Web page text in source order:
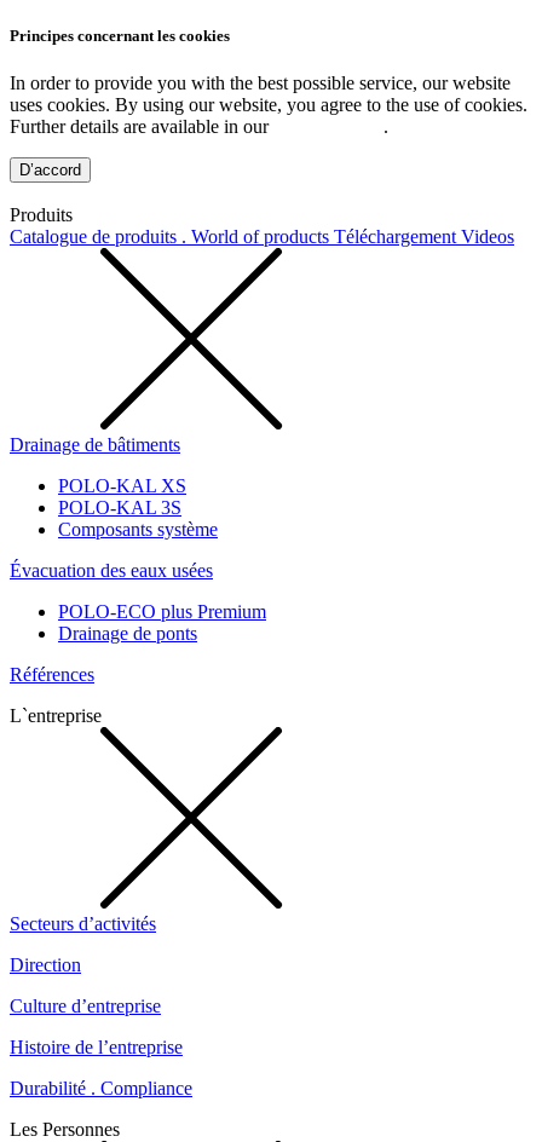
Principes concernant les cookies
In order to provide you with the best possible service, our website
uses cookies. By using our website, you agree to the use of cookies.
Further details are available in our
.
D’accord
Produits
Catalogue de produits . World of products Téléchargement Videos
Drainage de bâtiments
POLO-KAL XS
POLO-KAL 3S
Composants système
Évacuation des eaux usées
POLO-ECO plus Premium
Drainage de ponts
Références
L`entreprise
Secteurs d’activités
Direction
Culture d’entreprise
Histoire de l’entreprise
Durabilité . Compliance
Les Personnes